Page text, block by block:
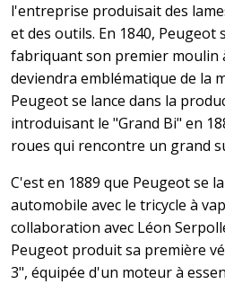
l'entreprise produisait des
et des outils. En 1840, Peugeot
fabriquant son premier moulin
deviendra emblématique de la
Peugeot se lance dans la
introduisant le "Grand Bi" en
roues qui rencontre un grand
C'est en 1889 que Peugeot se
automobile avec le tricycle à
collaboration avec Léon
Peugeot produit sa première
3", équipée d'un moteur à